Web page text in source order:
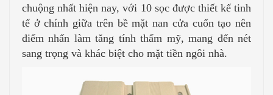
chuộng nhất hiện nay, với 10 sọc được thiết kế tinh
tế ở chính giữa trên bề mặt nan cửa cuốn tạo nên
điểm nhấn làm tăng tính thẩm mỹ, mang đến nét
sang trọng và khác biệt cho mặt tiền ngôi nhà.